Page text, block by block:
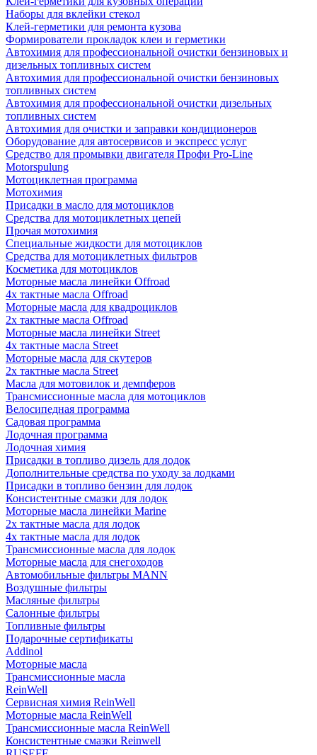
Наборы для вклейки стекол
Клей-герметики для ремонта кузова
Формирователи прокладок клеи и герметики
Автохимия для профессиональной очистки бензиновых и
дизельных топливных систем
Автохимия для профессиональной очистки бензиновых
топливных систем
Автохимия для профессиональной очистки дизельных
топливных систем
Автохимия для очистки и заправки кондиционеров
Оборудование для автосервисов и экспресс услуг
Средство для промывки двигателя Профи Pro-Line
Motorspulung
Мотоциклетная программа
Мотохимия
Присадки в масло для мотоциклов
Средства для мотоциклетных цепей
Прочая мотохимия
Специальные жидкости для мотоциклов
Средства для мотоциклетных фильтров
Косметика для мотоциклов
Моторные масла линейки Offroad
4х тактные масла Offroad
Моторные масла для квадроциклов
2х тактные масла Offroad
Моторные масла линейки Street
4х тактные масла Street
Моторные масла для скутеров
2х тактные масла Street
Масла для мотовилок и демпферов
Трансмиссионные масла для мотоциклов
Велосипедная программа
Садовая программа
Лодочная программа
Лодочная химия
Присадки в топливо дизель для лодок
Дополнительные средства по уходу за лодками
Присадки в топливо бензин для лодок
Консистентные смазки для лодок
Моторные масла линейки Marine
2х тактные масла для лодок
4х тактные масла для лодок
Трансмиссионные масла для лодок
Моторные масла для снегоходов
Автомобильные фильтры MANN
Воздушные фильтры
Масляные фильтры
Салонные фильтры
Топливные фильтры
Подарочные сертификаты
Addinol
Моторные масла
Трансмиссионные масла
ReinWell
Сервисная химия ReinWell
Моторные масла ReinWell
Трансмиссионные масла ReinWell
Консистентные смазки Reinwell